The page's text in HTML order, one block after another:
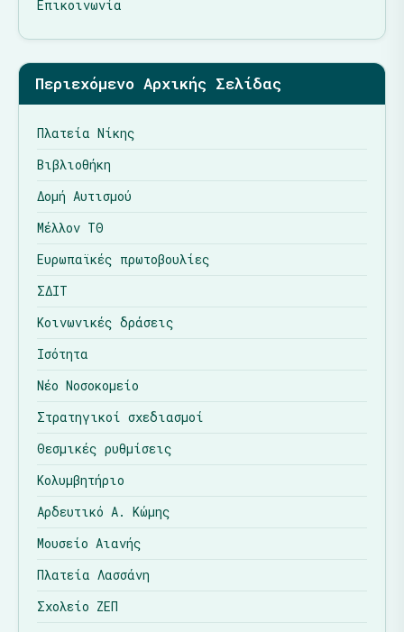
Επικοινωνία
Περιεχόμενο Αρχικής Σελίδας
Πλατεία Νίκης
Βιβλιοθήκη
Δομή Αυτισμού
Μέλλον ΤΘ
Ευρωπαϊκές πρωτοβουλίες
ΣΔΙΤ
Κοινωνικές δράσεις
Ισότητα
Νέο Νοσοκομείο
Στρατηγικοί σχεδιασμοί
Θεσμικές ρυθμίσεις
Κολυμβητήριο
Αρδευτικό Α. Κώμης
Μουσείο Αιανής
Πλατεία Λασσάνη
Σχολείο ΖΕΠ